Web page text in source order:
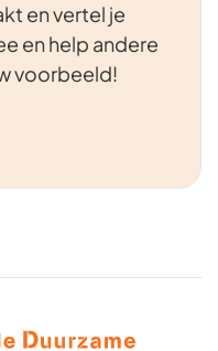
en vertel je
en help andere
voorbeeld!